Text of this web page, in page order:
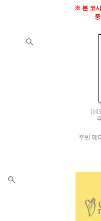
※ 본 코
주빈 메